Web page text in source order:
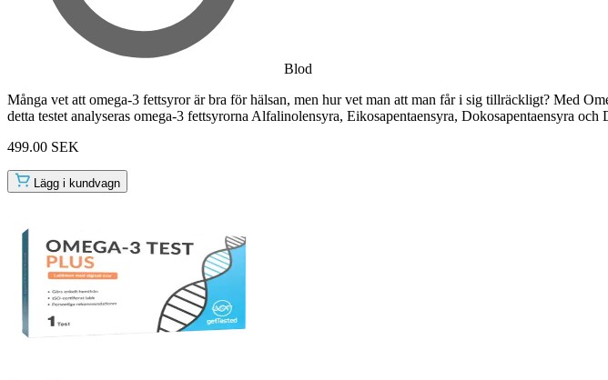
Blod
Många vet att omega-3 fettsyror är bra för hälsan, men hur vet man att man får i sig tillräckligt? Med
detta testet analyseras omega-3 fettsyrorna Alfalinolensyra, Eikosapentaensyra, Dokosapentaensyra
499.00 SEK
Lägg i kundvagn